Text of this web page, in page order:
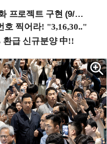
구현 (9/16 ~17 강남역)